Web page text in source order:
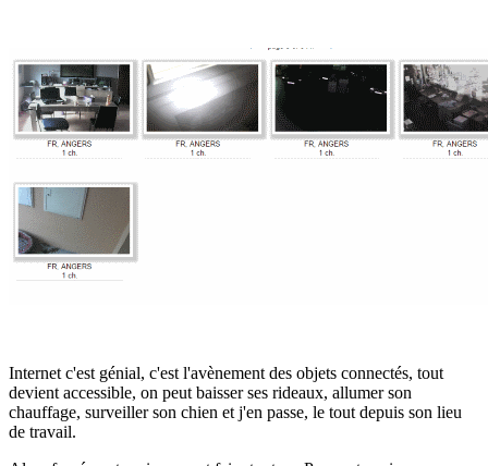
Internet c'est génial, c'est l'avènement des objets connectés, tout
devient accessible, on peut baisser ses rideaux, allumer son
chauffage, surveiller son chien et j'en passe, le tout depuis son lieu
de travail.